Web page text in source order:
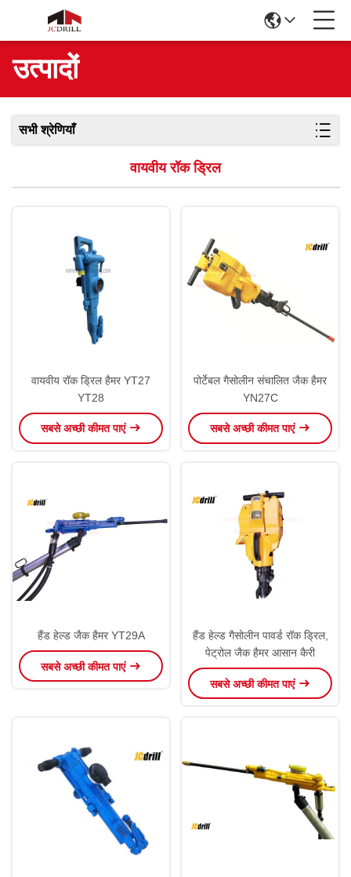
उत्पादों
सभी श्रेणियाँ
वायवीय रॉक ड्रिल
वायवीय रॉक ड्रिल हैमर YT27
YT28
सबसे अच्छी कीमत पाएं
पोर्टेबल गैसोलीन संचालित जैक हैमर
YN27C
सबसे अच्छी कीमत पाएं
हैंड हेल्ड जैक हैमर YT29A
सबसे अच्छी कीमत पाएं
हैंड हेल्ड गैसोलीन पावर्ड रॉक ड्रिल,
पेट्रोल जैक हैमर आसान कैरी
सबसे अच्छी कीमत पाएं